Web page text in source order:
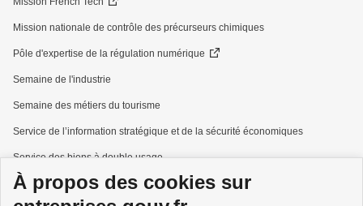
À propos des cookies sur
Mission nationale de contrôle des précurseurs chimiques
Pôle d'expertise de la régulation numérique
Semaine de l'industrie
Semaine des métiers du tourisme
Service de l’information stratégique et de la sécurité économiques
Service des biens à double usage
Services à la personne